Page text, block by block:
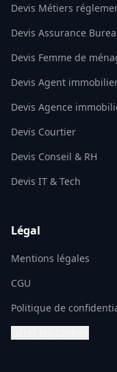
Devis Métiers
Devis Assurance
Devis Femme de
Devis Agent
Devis Agence
Devis Courtier
Devis Conseil & RH
Devis IT & Tech
Légal
Mentions légales
CGU
Politique de